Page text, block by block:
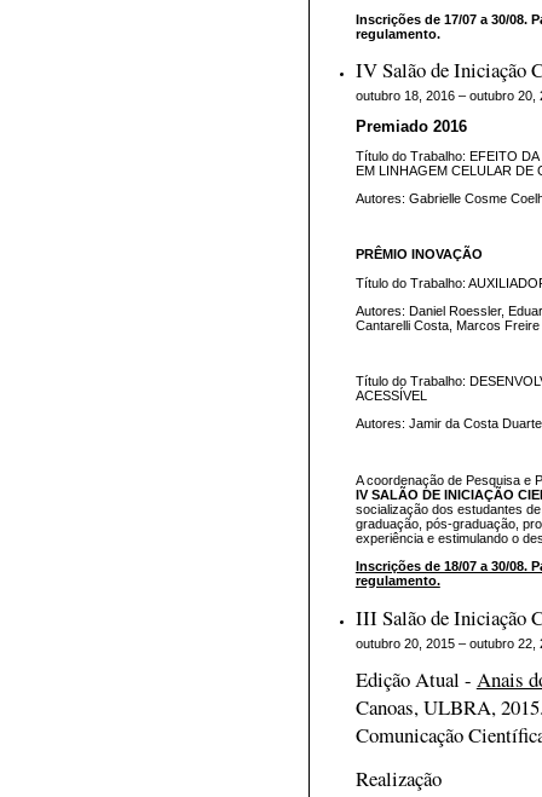
Inscrições de 17/07 a 30/08.
regulamento.
IV Salão de Iniciação
outubro 18, 2016 – outubro 20,
Premiado 2016
Título do Trabalho: EFEITO
EM LINHAGEM CELULAR DE
Autores: Gabrielle Cosme
PRÊMIO INOVAÇÃO
Título do Trabalho:
Autores: Daniel Roessler,
Cantarelli Costa, Marcos
Título do Trabalho:
ACESSÍVEL
Autores: Jamir da Costa
A coordenação de Pesquisa e
IV SALÃO DE INICIAÇÃO
socialização dos estudantes
graduação, pós-graduação,
experiência e estimulando o
Inscrições de 18/07 a 30/08.
regulamento.
III Salão de Iniciação
outubro 20, 2015 – outubro 22,
Edição Atual - Anais
Canoas, ULBRA,
Comunicação
Realização